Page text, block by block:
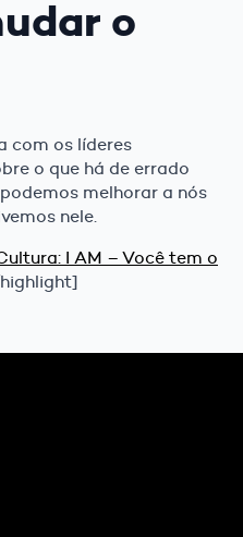
o
com os líderes
o que há de errado
melhorar a nós
nele.
I AM – Você tem o